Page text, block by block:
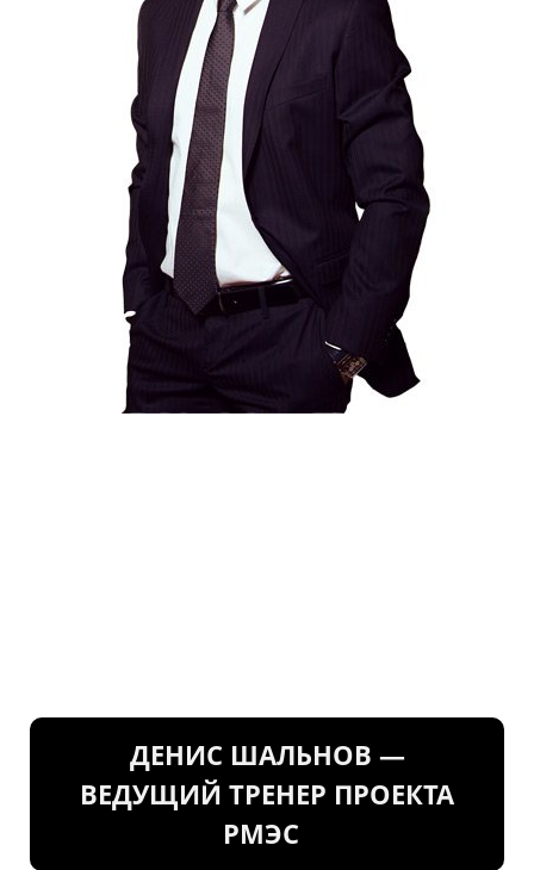
ДЕНИС ШАЛЬНОВ —
ВЕДУЩИЙ ТРЕНЕР ПРОЕКТА
РМЭС